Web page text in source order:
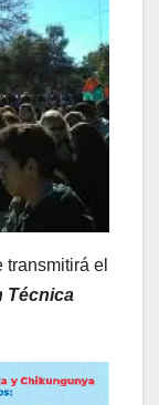
el
Técnica